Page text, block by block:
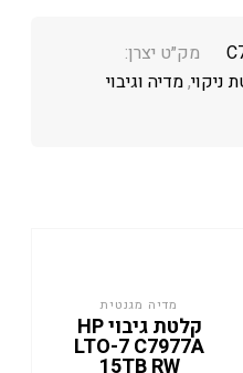
מק״ט יצרן:
ניקוי,מדיה וגיבוי
מדיה מגנטית
קלטת גיבוי HP
LTO-7 C7977A